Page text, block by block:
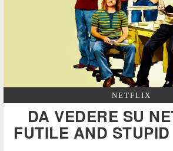
NETFLIX
DA VEDERE SU
FUTILE AND